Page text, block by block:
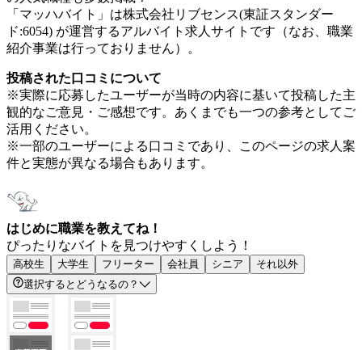
「マッハバイト」は株式会社リブセンス(東証スタンダー
ド:6054) が運営するアルバイト求人サイトです（なお、職業
紹介事業は行っておりません）。
投稿された口コミについて
※実際に応募したユーザーが当時の内容に基いて投稿した主
観的なご意見・ご感想です。あくまでも一つの参考としてご
活用ください。
※一部のユーザーによる口コミであり、このページの求人案
件と実態が異なる場合もあります。
はじめに職業を教えてね！
ぴったりなバイトを見つけやすくしよう！
高校生 大学生 フリーター 会社員 シニア
それ以外
選択するとどうなるの？